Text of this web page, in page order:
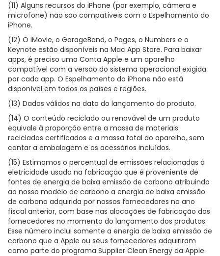
(11) Alguns recursos do iPhone (por exemplo, câmera e
microfone) não são compatíveis com o Espelhamento do
iPhone.
(12) O iMovie, o GarageBand, o Pages, o Numbers e o
Keynote estão disponíveis na Mac App Store. Para baixar
apps, é preciso uma Conta Apple e um aparelho
compatível com a versão do sistema operacional exigida
por cada app. O Espelhamento do iPhone não está
disponível em todos os países e regiões.
(13) Dados válidos na data do lançamento do produto.
(14) O conteúdo reciclado ou renovável de um produto
equivale à proporção entre a massa de materiais
reciclados certificados e a massa total do aparelho, sem
contar a embalagem e os acessórios incluídos.
(15) Estimamos o percentual de emissões relacionadas à
eletricidade usada na fabricação que é proveniente de
fontes de energia de baixa emissão de carbono atribuindo
ao nosso modelo de carbono a energia de baixa emissão
de carbono adquirida por nossos fornecedores no ano
fiscal anterior, com base nas alocações de fabricação dos
fornecedores no momento do lançamento dos produtos.
Esse número inclui somente a energia de baixa emissão de
carbono que a Apple ou seus fornecedores adquiriram
como parte do programa Supplier Clean Energy da Apple.